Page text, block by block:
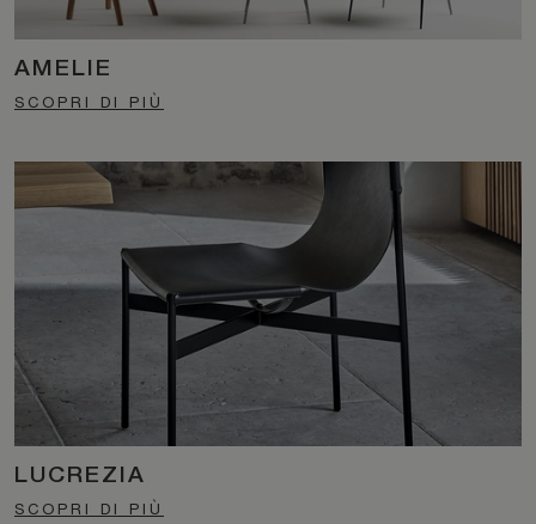
AMELIE
SCOPRI DI PIÙ
LUCREZIA
SCOPRI DI PIÙ